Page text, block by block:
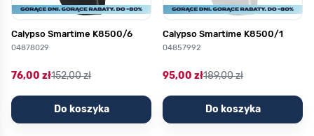
Calypso Smartime K8500/6
04878029
76,00 zł152,00 zł
Do koszyka
Calypso Smartime K8500/1
04857992
95,00 zł189,00 zł
Do koszyka